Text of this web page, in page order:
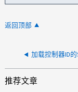
返回顶部
推荐文章